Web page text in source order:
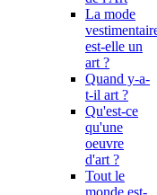
La mode
est-elle un
art ?
Quand y-a-
t-il art ?
Qu'est-ce
qu'une
oeuvre
d'art ?
Tout le
monde est-